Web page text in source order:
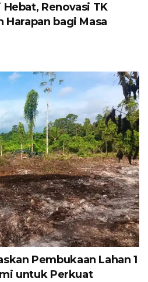
Renovasi TK
bagi Masa
Pembukaan Lahan 1
untuk Perkuat